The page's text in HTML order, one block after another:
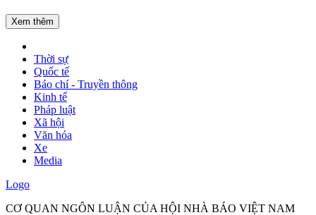
Xem thêm
Thời sự
Quốc tế
Báo chí - Truyền thông
Kinh tế
Pháp luật
Xã hội
Văn hóa
Xe
Media
Logo
CƠ QUAN NGÔN LUẬN CỦA HỘI NHÀ BÁO VIỆT NAM